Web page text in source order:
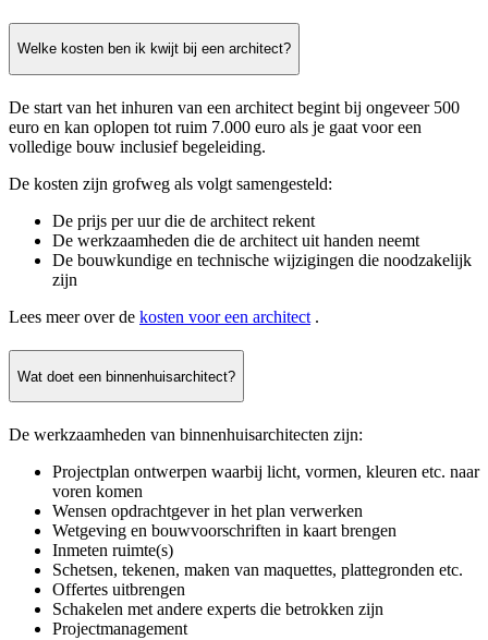
Welke kosten ben ik kwijt bij een architect?
De start van het inhuren van een architect begint bij ongeveer 500
euro en kan oplopen tot ruim 7.000 euro als je gaat voor een
volledige bouw inclusief begeleiding.
De kosten zijn grofweg als volgt samengesteld:
De prijs per uur die de architect rekent
De werkzaamheden die de architect uit handen neemt
De bouwkundige en technische wijzigingen die noodzakelijk
zijn
Lees meer over de kosten voor een architect .
Wat doet een binnenhuisarchitect?
De werkzaamheden van binnenhuisarchitecten zijn:
Projectplan ontwerpen waarbij licht, vormen, kleuren etc. naar
voren komen
Wensen opdrachtgever in het plan verwerken
Wetgeving en bouwvoorschriften in kaart brengen
Inmeten ruimte(s)
Schetsen, tekenen, maken van maquettes, plattegronden etc.
Offertes uitbrengen
Schakelen met andere experts die betrokken zijn
Projectmanagement